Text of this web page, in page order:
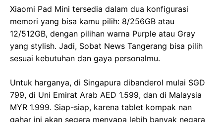
Xiaomi Pad Mini tersedia dalam dua konfigurasi
memori yang bisa kamu pilih: 8/256GB atau
12/512GB, dengan pilihan warna Purple atau Gray
yang stylish. Jadi, Sobat News Tangerang bisa pilih
sesuai kebutuhan dan gaya personalmu.
Untuk harganya, di Singapura dibanderol mulai SGD
799, di Uni Emirat Arab AED 1.599, dan di Malaysia
MYR 1.999. Siap-siap, karena tablet kompak nan
gahar ini akan segera menyapa lebih banyak negara